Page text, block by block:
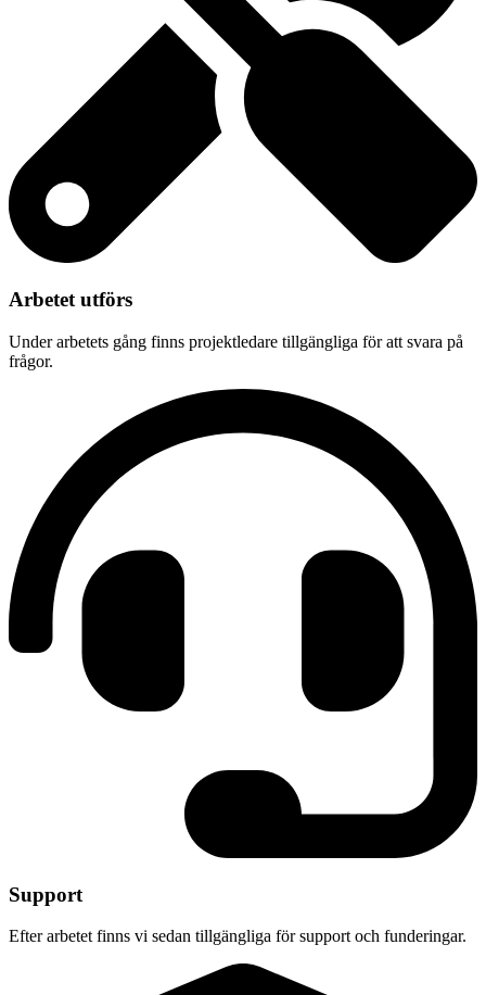
Arbetet utförs
Under arbetets gång finns projektledare tillgängliga för att svara på
frågor.
Support
Efter arbetet finns vi sedan tillgängliga för support och funderingar.